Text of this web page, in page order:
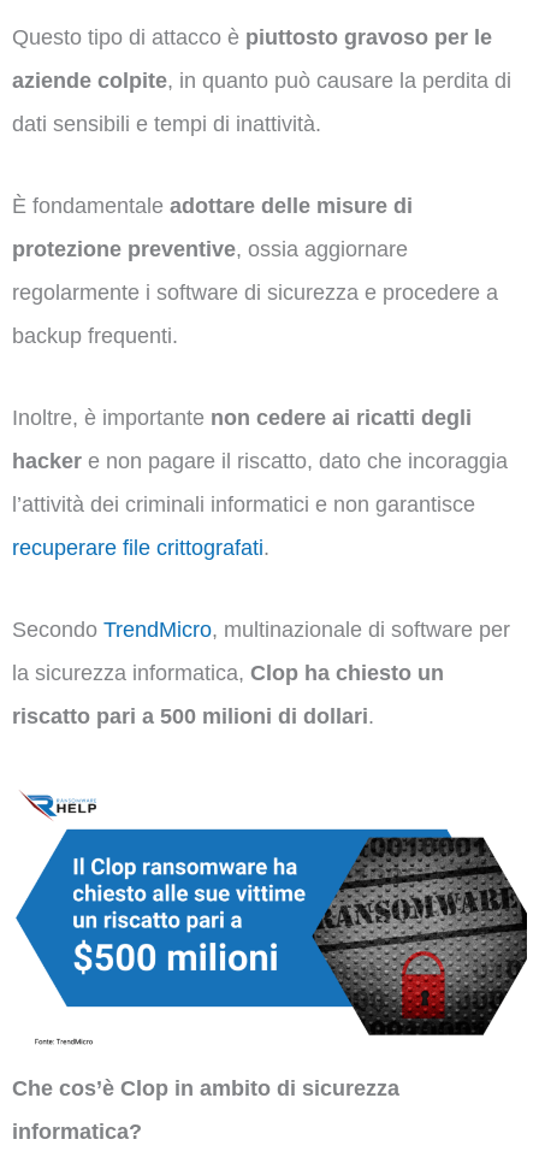
Questo tipo di attacco è piuttosto gravoso per le
aziende colpite, in quanto può causare la perdita di
dati sensibili e tempi di inattività.
È fondamentale adottare delle misure di
protezione preventive, ossia aggiornare
regolarmente i software di sicurezza e procedere a
backup frequenti.
Inoltre, è importante non cedere ai ricatti degli
hacker e non pagare il riscatto, dato che incoraggia
l’attività dei criminali informatici e non garantisce
recuperare file crittografati.
Secondo TrendMicro, multinazionale di software per
la sicurezza informatica, Clop ha chiesto un
riscatto pari a 500 milioni di dollari.
Che cos’è Clop in ambito di sicurezza
informatica?